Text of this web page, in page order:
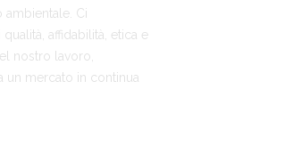
ambientale. Ci
affidabilità, etica e
nostro lavoro,
un mercato in continua